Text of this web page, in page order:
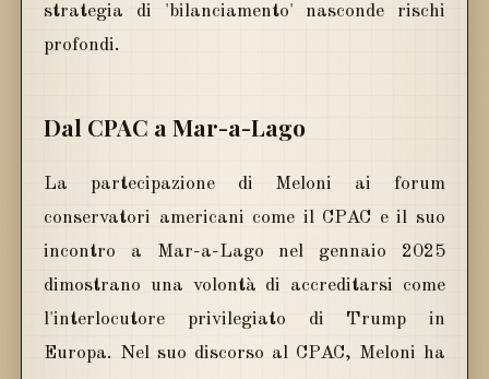
strategia di 'bilanciamento' nasconde rischi
profondi.
Dal CPAC a Mar-a-Lago
La partecipazione di Meloni ai forum
conservatori americani come il CPAC e il suo
incontro a Mar-a-Lago nel gennaio 2025
dimostrano una volontà di accreditarsi come
l'interlocutore privilegiato di Trump in
Europa. Nel suo discorso al CPAC, Meloni ha